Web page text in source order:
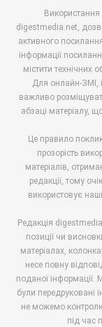
Використання
digestmedia.net,
активного
інформації
містити
Для онлайн-ЗМІ,
важливо
абзаці матеріалу,
Це правило
прозорість
матеріалів,
редакції, тому
використовує
Редакція
позиції чи
матеріалах,
несе повну
поданої інформації.
були передруковані
не можемо
під час